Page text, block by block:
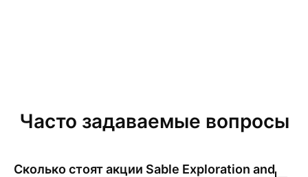
Часто задаваемые вопросы
Сколько стоят акции Sable Exploration and